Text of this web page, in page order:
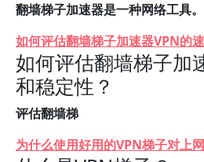
翻墙梯子加速器是一种网络工具。
如何评估翻墙梯子加速器VPN的
如何评估翻墙梯子加
和稳定性？
评估翻墙梯
为什么使用好用的VPN梯子对上